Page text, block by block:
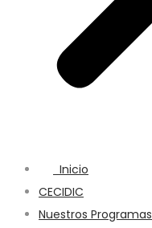
Inicio
CECIDIC
Nuestros Programas